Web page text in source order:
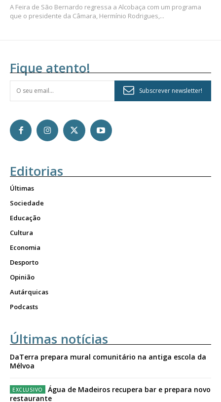
A Feira de São Bernardo regressa a Alcobaça com um programa
que o presidente da Câmara, Hermínio Rodrigues,...
Fique atento!
Subscrever newsletter!
Editorias
Últimas
Sociedade
Educação
Cultura
Economia
Desporto
Opinião
Autárquicas
Podcasts
Últimas notícias
DaTerra prepara mural comunitário na antiga escola da
Mélvoa
Água de Madeiros recupera bar e prepara novo
restaurante